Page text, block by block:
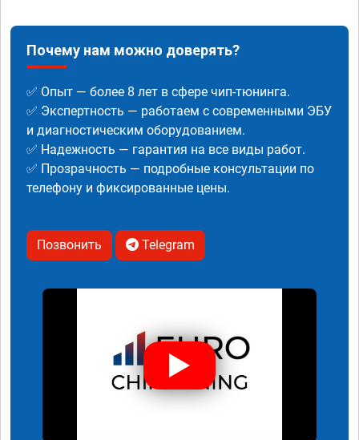
Почему нам можно доверять?
✅ Опыт — более 8 лет в сфере чип-тюнинга.
✅ Экспертность — работаем с современными ЭБУ
и диагностическим оборудованием.
✅ Надежность — гарантия на все виды работ.
✅ Прозрачность — подробные консультации по
телефону и фиксированные цены.
Позвонить Telegram